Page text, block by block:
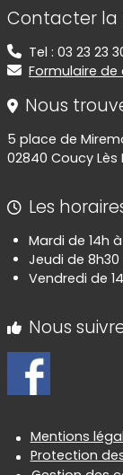
Contacter la
Tel : 03 23 23
Formulaire
Nous
5 place de
02840 Coucy Lès
Les
Mardi de 14h à
Jeudi de 8h30
Vendredi de
Nous
Mentions
Protection